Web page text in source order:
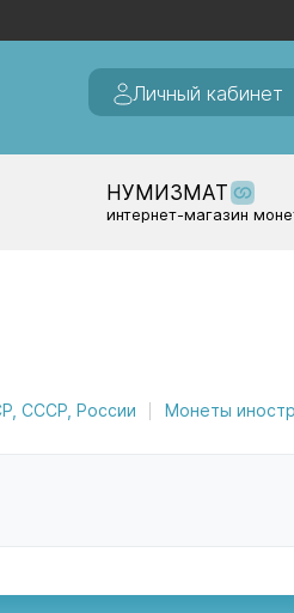
Личный кабинет
НУМИЗМАТ
интернет-магазин
СССР, России Монеты